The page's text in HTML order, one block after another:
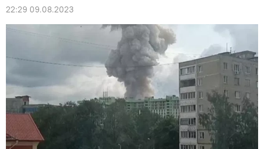
22:29 09.08.2023